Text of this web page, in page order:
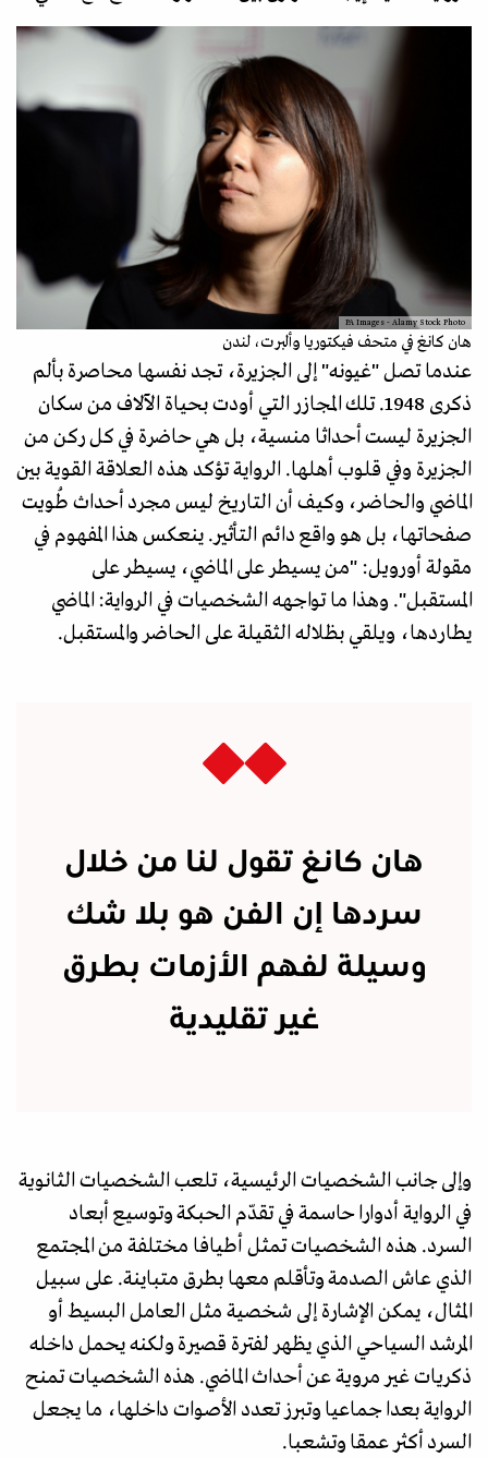
PA Images - Alamy Stock Photo
هان كانغ في متحف فيكتوريا وألبرت، لندن
عندما تصل "غيونه" إلى الجزيرة، تجد نفسها محاصرة بألم
ذكرى 1948. تلك المجازر التي أودت بحياة الآلاف من سكان
الجزيرة ليست أحداثا منسية، بل هي حاضرة في كل ركن من
الجزيرة وفي قلوب أهلها. الرواية تؤكد هذه العلاقة القوية بين
الماضي والحاضر، وكيف أن التاريخ ليس مجرد أحداث طُويت
صفحاتها، بل هو واقع دائم التأثير. ينعكس هذا المفهوم في
مقولة أورويل: "من يسيطر على الماضي، يسيطر على
المستقبل". وهذا ما تواجهه الشخصيات في الرواية: الماضي
يطاردها، ويلقي بظلاله الثقيلة على الحاضر والمستقبل.
هان كانغ تقول لنا من خلال
سردها إن الفن هو بلا شك
وسيلة لفهم الأزمات بطرق
غير تقليدية
وإلى جانب الشخصيات الرئيسية، تلعب الشخصيات الثانوية
في الرواية أدوارا حاسمة في تقدّم الحبكة وتوسيع أبعاد
السرد. هذه الشخصيات تمثل أطيافا مختلفة من المجتمع
الذي عاش الصدمة وتأقلم معها بطرق متباينة. على سبيل
المثال، يمكن الإشارة إلى شخصية مثل العامل البسيط أو
المرشد السياحي الذي يظهر لفترة قصيرة ولكنه يحمل داخله
ذكريات غير مروية عن أحداث الماضي. هذه الشخصيات تمنح
الرواية بعدا جماعيا وتبرز تعدد الأصوات داخلها، ما يجعل
السرد أكثر عمقا وتشعبا.